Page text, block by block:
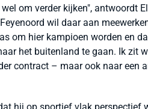
om verder kijken", antwoordt
wil daar aan
om hier kampioen worden en
het buitenland te gaan. Ik zit
contract – maar ook naar een